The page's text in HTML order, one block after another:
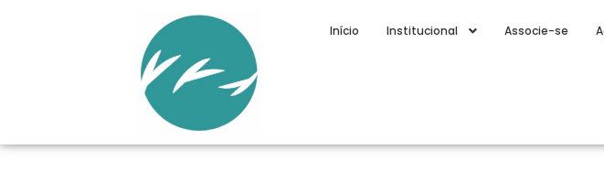
Início Institucional Associe-se